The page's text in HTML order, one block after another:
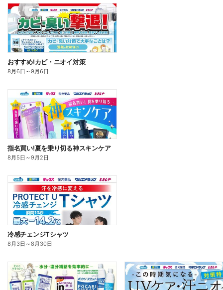
おすすめ!カビ・ニオイ対策
8月6日 ～9月6日
指名買い!夏を乗り切る神スキンケア
8月5日 ～9月2日
冷感チェンジTシャツ
8月3日 ～8月30日